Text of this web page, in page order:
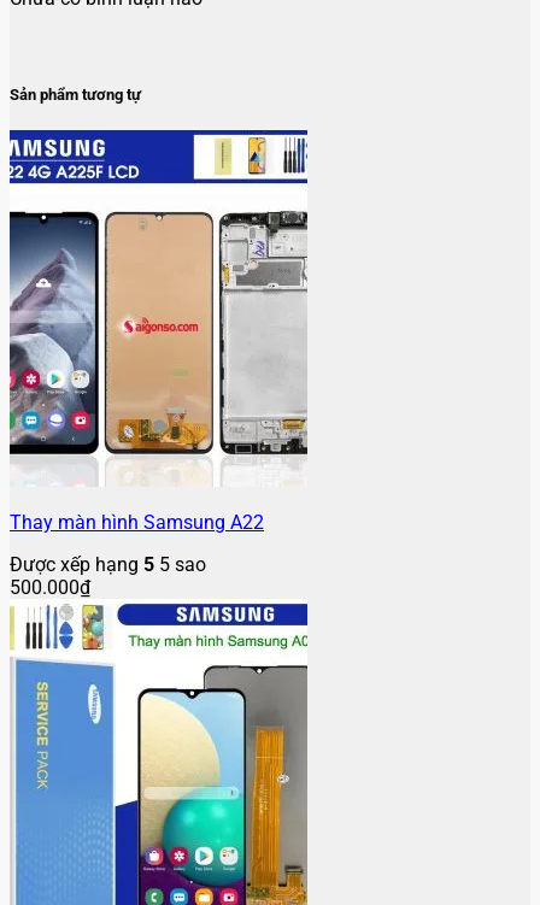
Sản phẩm tương tự
Thay màn hình Samsung A22
Được xếp hạng 5 5 sao
500.000₫